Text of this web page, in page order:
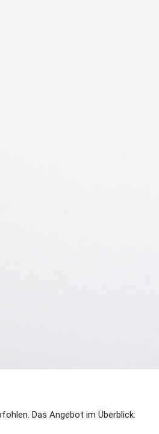
Das Angebot im Überblick: